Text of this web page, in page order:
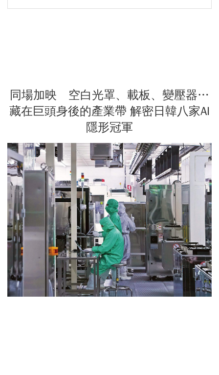
同場加映 空白光罩、載板、變壓器…
藏在巨頭身後的產業帶 解密日韓八家AI
隱形冠軍